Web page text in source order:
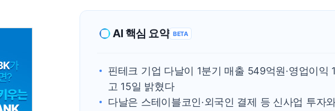
AI 핵심 요약 BETA
핀테크 기업 다날이 1분기 매출 549억원·영업이익
고 15일 밝혔다
다날은 스테이블코인·외국인 결제 등 신사업 투자